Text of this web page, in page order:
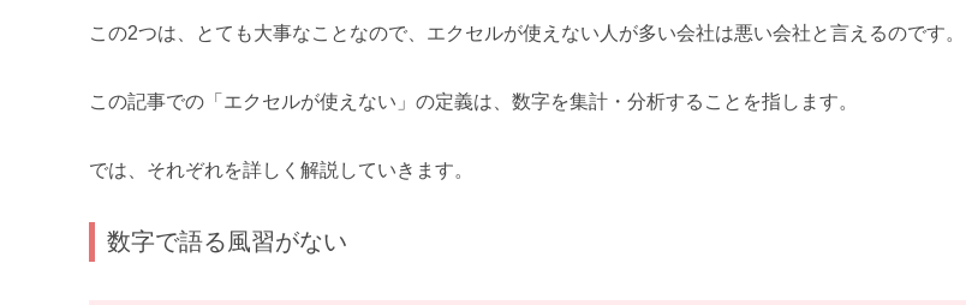
この2つは、とても大事なことなので、エクセルが使えない人が多い会社は悪い会社と言えるのです。
この記事での「エクセルが使えない」の定義は、数字を集計・分析することを指します。
では、それぞれを詳しく解説していきます。
数字で語る風習がない